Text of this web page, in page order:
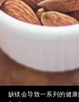
缺镁会导致一系列的健康